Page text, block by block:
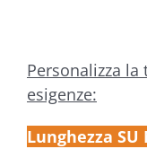
Personalizza
esigenze:
Lunghezza